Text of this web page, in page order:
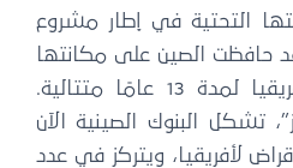
التحتية في إطار مشروع
والطريق”[27]. وقد حافظت الصين على مكانتها
كأكبر شريك تجاري لأفريقيا لمدة 13 عامًا متتالية.
تشكل البنوك الصينية الآن
لأفريقيا، ويتركز في عدد